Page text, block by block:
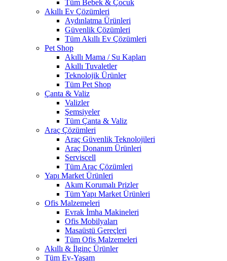
Tüm Bebek & Çocuk
Akıllı Ev Çözümleri
Aydınlatma Ürünleri
Güvenlik Çözümleri
Tüm Akıllı Ev Çözümleri
Pet Shop
Akıllı Mama / Su Kapları
Akıllı Tuvaletler
Teknolojik Ürünler
Tüm Pet Shop
Çanta & Valiz
Valizler
Şemsiyeler
Tüm Çanta & Valiz
Araç Çözümleri
Araç Güvenlik Teknolojileri
Araç Donanım Ürünleri
Serviscell
Tüm Araç Çözümleri
Yapı Market Ürünleri
Akım Korumalı Prizler
Tüm Yapı Market Ürünleri
Ofis Malzemeleri
Evrak İmha Makineleri
Ofis Mobilyaları
Masaüstü Gereçleri
Tüm Ofis Malzemeleri
Akıllı & İlginç Ürünler
Tüm Ev-Yaşam